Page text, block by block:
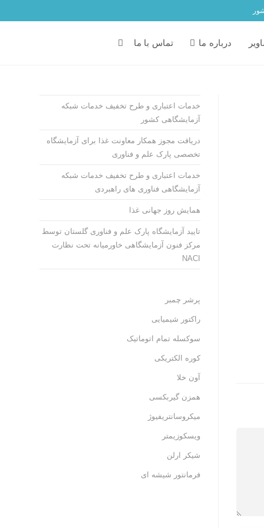
درباره ما تماس با ما
خدمات اعتباری و طرح تخفیف خدمات شبکه
آزمایشگاهی کشور
دریافت مجوز همکار معاونت غذا برای آزمایشگاه
تخصصی پارک علم و فناوری
خدمات اعتباری و طرح تخفیف خدمات شبکه
آزمایشگاهی فناوری های راهبردی
همایش روز جهانی غذا
تایید آزمایشگاه پارک علم و فناوری گلستان توسط
مرکز فنون آزمایشگاهی خاورمیانه تحت نظارت
NACI
پرشر چمبر
راکتور شیمیایی
سوکسله تمام اتوماتیک
کوره الکتریکی
آون خلا
همزن گیربکسی
میکروسانتریفیوژ
ویسکوزیمتر
شیکر ارلن
فرمانتور شیشه ای